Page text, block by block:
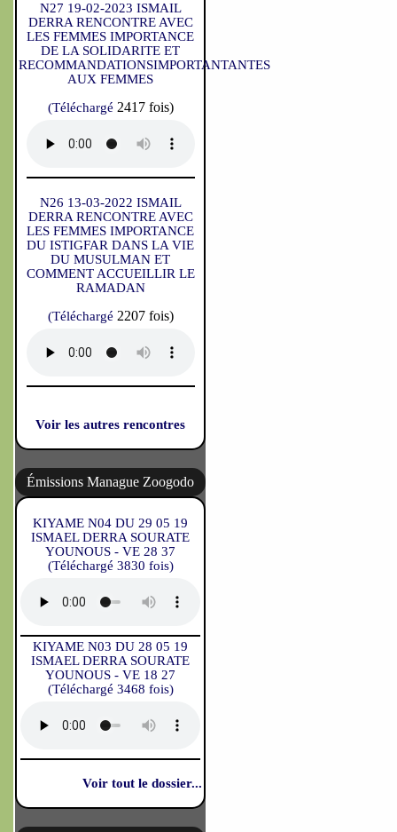
N27 19-02-2023 ISMAIL
DERRA RENCONTRE AVEC
LES FEMMES IMPORTANCE
DE LA SOLIDARITE ET
RECOMMANDATIONSIMPORTANTANTES
AUX FEMMES
(Téléchargé 2417 fois)
N26 13-03-2022 ISMAIL
DERRA RENCONTRE AVEC
LES FEMMES IMPORTANCE
DU ISTIGFAR DANS LA VIE
DU MUSULMAN ET
COMMENT ACCUEILLIR LE
RAMADAN
(Téléchargé 2207 fois)
Voir les autres rencontres
Émissions Manague Zoogodo
KIYAME N04 DU 29 05 19
ISMAEL DERRA SOURATE
YOUNOUS - VE 28 37
(Téléchargé 3830 fois)
KIYAME N03 DU 28 05 19
ISMAEL DERRA SOURATE
YOUNOUS - VE 18 27
(Téléchargé 3468 fois)
Voir tout le dossier...